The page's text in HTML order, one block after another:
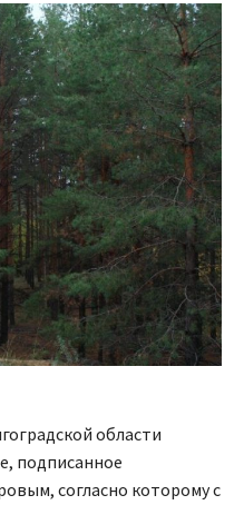
области
подписанное
согласно которому с